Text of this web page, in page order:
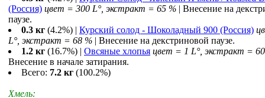
(Россия) цвет = 300 L°, экстракт = 65 % | Внесение на
паузе.
0.3 кг (4.2%) | Курский солод - Шоколадный 900 (Россия)
L°, экстракт = 68 % | Внесение на декстриновой паузе.
1.2 кг (16.7%) | Овсяные хлопья цвет = 1 L°, экстракт =
Внесение в начале затирания.
Всего: 7.2 кг (100.2%)
Хмель: